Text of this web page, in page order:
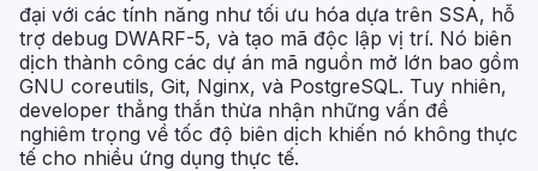
đại với các tính năng như tối ưu hóa dựa trên SSA, hỗ
trợ debug DWARF-5, và tạo mã độc lập vị trí. Nó biên
dịch thành công các dự án mã nguồn mở lớn bao gồm
GNU coreutils, Git, Nginx, và PostgreSQL. Tuy nhiên,
developer thẳng thắn thừa nhận những vấn đề
nghiêm trọng về tốc độ biên dịch khiến nó không thực
tế cho nhiều ứng dụng thực tế.